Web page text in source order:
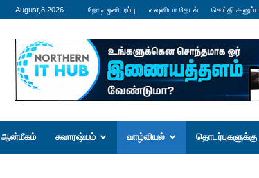
August,8,2026 நேரடி ஒளிபரப்பு வவுனியா தேடல் செய்தி அனுப்ப
ஆன்மீகம் சுவாரஷ்யம் வாழ்வியல் தொடர்புகளுக்கு